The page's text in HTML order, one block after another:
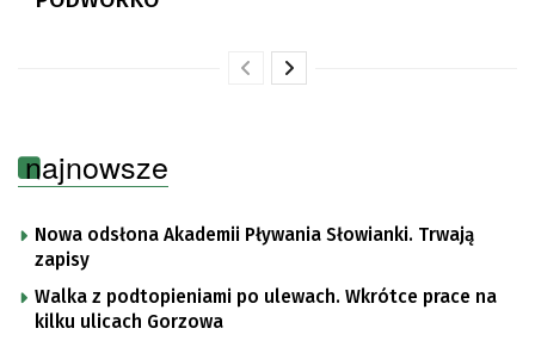
najnowsze
Nowa odsłona Akademii Pływania Słowianki. Trwają
zapisy
Walka z podtopieniami po ulewach. Wkrótce prace na
kilku ulicach Gorzowa